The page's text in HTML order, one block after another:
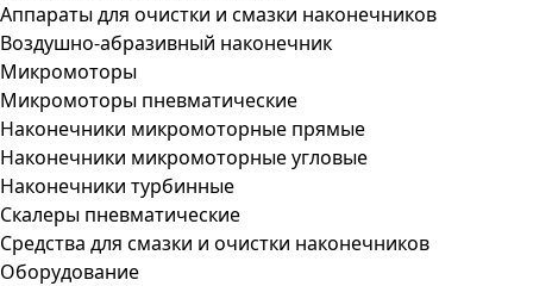
Аппараты для очистки и смазки наконечников
Воздушно-абразивный наконечник
Микромоторы
Микромоторы пневматические
Наконечники микромоторные прямые
Наконечники микромоторные угловые
Наконечники турбинные
Скалеры пневматические
Средства для смазки и очистки наконечников
Оборудование